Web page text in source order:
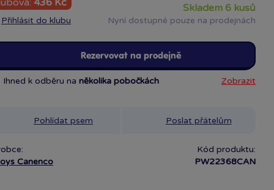
436 Kč
Přihlásit do klubu
skladem 6 kusů
Nyní dostupné pouze na prodejnách
Rezervovat na prodejně
Ihned k odběru naněkolika pobočkách Zobrazit
Pohlídat psem Poslat přátelům
Canenco
Kód produktu:
PW22368CAN